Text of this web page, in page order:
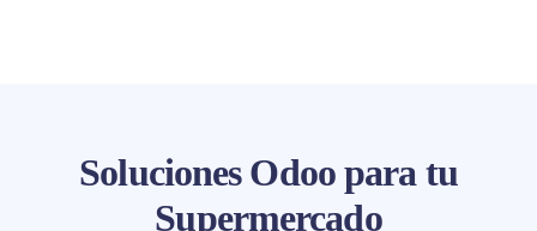
Soluciones Odoo para tu
Supermercado